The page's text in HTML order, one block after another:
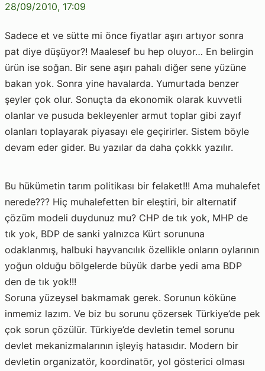
28/09/2010, 17:09
Sadece et ve sütte mi önce fiyatlar aşırı artıyor sonra
pat diye düşüyor?! Maalesef bu hep oluyor… En belirgin
ürün ise soğan. Bir sene aşırı pahalı diğer sene yüzüne
bakan yok. Sonra yine havalarda. Yumurtada benzer
şeyler çok olur. Sonuçta da ekonomik olarak kuvvetli
olanlar ve pusuda bekleyenler armut toplar gibi zayıf
olanları toplayarak piyasayı ele geçirirler. Sistem böyle
devam eder gider. Bu yazılar da daha çokkk yazılır.
Bu hükümetin tarım politikası bir felaket!!! Ama muhalefet
nerede??? Hiç muhalefetten bir eleştiri, bir alternatif
çözüm modeli duydunuz mu? CHP de tık yok, MHP de
tık yok, BDP de sanki yalnızca Kürt sorununa
odaklanmış, halbuki hayvancılık özellikle onların oylarının
yoğun olduğu bölgelerde büyük darbe yedi ama BDP
den de tık yok!!!
Soruna yüzeysel bakmamak gerek. Sorunun köküne
inmemiz lazım. Ve biz bu sorunu çözersek Türkiye’de pek
çok sorun çözülür. Türkiye’de devletin temel sorunu
devlet mekanizmalarının işleyiş hatasıdır. Modern bir
devletin organizatör, koordinatör, yol gösterici olması